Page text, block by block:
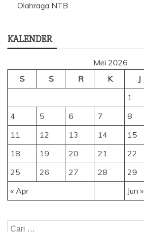
Olahraga NTB
KALENDER
Mei 2026
S
S R K J
« Apr Jun »
1
4
5 6 7 8
11
12 13 14 15
18
19 20 21 22
25
26 27 28 29
Cari